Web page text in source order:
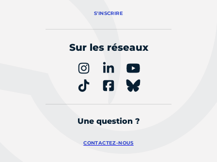
S'INSCRIRE
Sur les réseaux
Une question ?
CONTACTEZ-NOUS